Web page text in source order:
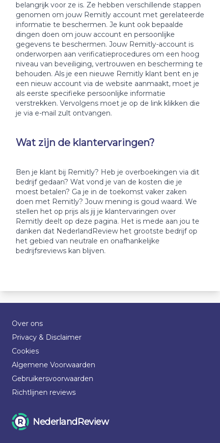
belangrijk voor ze is. Ze hebben verschillende stappen
genomen om jouw Remitly account met gerelateerde
informatie te beschermen. Je kunt ook bepaalde
dingen doen om jouw account en persoonlijke
gegevens te beschermen. Jouw Remitly-account is
onderworpen aan verificatieprocedures om een hoog
niveau van beveiliging, vertrouwen en bescherming te
behouden. Als je een nieuwe Remitly klant bent en je
een nieuw account via de website aanmaakt, moet je
als eerste specifieke persoonlijke informatie
verstrekken. Vervolgens moet je op de link klikken die
je via e-mail zult ontvangen.
Wat zijn de klantervaringen?
Ben je klant bij Remitly? Heb je overboekingen via dit
bedrijf gedaan? Wat vond je van de kosten die je
moest betalen? Ga je in de toekomst vaker zaken
doen met Remitly? Jouw mening is goud waard. We
stellen het op prijs als jij je klantervaringen over
Remitly deelt op deze pagina. Het is mede aan jou te
danken dat NederlandReview het grootste bedrijf op
het gebied van neutrale en onafhankelijke
bedrijfsreviews kan blijven.
Over ons
Privacy & Disclaimer
Cookies
Algemene Voorwaarden
Gebruikersvoorwaarden
Richtlijnen reviews
NederlandReview